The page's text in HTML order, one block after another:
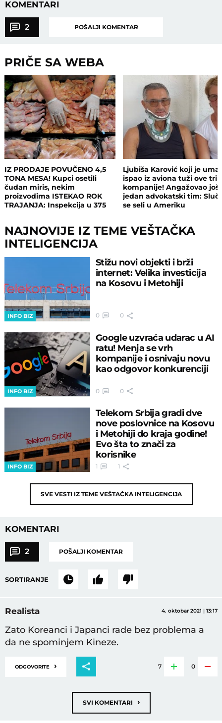
KOMENTARI
2 POŠALJI KOMENTAR
PRIČE SA WEBA
IZ PRODAJE POVUČENO 4,5
TONA MESA! Kupci osetili
čudan miris, nekim
proizvodima ISTEKAO ROK
TRAJANJA: Inspekcija u 375
Ljubiša Karović koji je
ispao iz aviona tuži ove tri
kompanije! Angažovao još
jedan advokatski tim:
se seli u Ameriku
NAJNOVIJE IZ TEME VEŠTAČKA
INTELIGENCIJA
INFO BIZ
Stižu novi objekti i brži
internet: Velika investicija
na Kosovu i Metohiji
0 0
INFO BIZ
Google uzvraća udarac u AI
ratu! Menja se vrh
kompanije i osnivaju novu
kao odgovor konkurenciji
0 0
INFO BIZ
Telekom Srbija gradi dve
nove poslovnice na Kosovu
i Metohiji do kraja godine!
Evo šta to znači za
korisnike
1 1
SVE VESTI IZ TEME VEŠTAČKA INTELIGENCIJA
KOMENTARI
2 POŠALJI KOMENTAR
SORTIRANJE
Realista 4. oktobar 2021 | 13:17
Zato Koreanci i Japanci rade bez problema a
da ne spominjem Kineze.
ODGOVORITE › 7 0
SVI KOMENTARI ›